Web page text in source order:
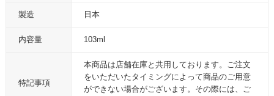
製造 日本
内容量 103ml
特記事項
本商品は店舗在庫と共用しております。ご注文
をいただいたタイミングによって商品のご用意
ができない場合がございます。その際には、ご